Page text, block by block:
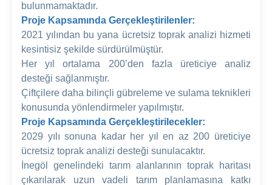
bulunmamaktadır.
Proje Kapsamında Gerçekleştirilenler:
2021 yılından bu yana ücretsiz toprak analizi hizmeti
kesintisiz şekilde sürdürülmüştür.
Her yıl ortalama 200’den fazla üreticiye analiz
desteği sağlanmıştır.
Çiftçilere daha bilinçli gübreleme ve sulama teknikleri
konusunda yönlendirmeler yapılmıştır.
Proje Kapsamında Gerçekleştirilecekler:
2029 yılı sonuna kadar her yıl en az 200 üreticiye
ücretsiz toprak analizi desteği sunulacaktır.
İnegöl genelindeki tarım alanlarının toprak haritası
çıkarılarak uzun vadeli tarım planlamasına katkı